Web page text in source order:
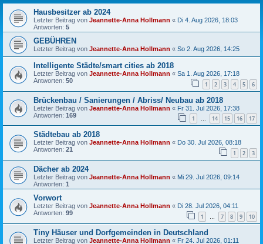
Hausbesitzer ab 2024
Letzter Beitrag von Jeannette-Anna Hollmann « Di 4. Aug 2026, 18:03
Antworten: 5
GEBÜHREN
Letzter Beitrag von Jeannette-Anna Hollmann « So 2. Aug 2026, 14:25
Intelligente Städte/smart cities ab 2018
Letzter Beitrag von Jeannette-Anna Hollmann « Sa 1. Aug 2026, 17:18
Antworten: 50 1 2 3 4 5 6
Brückenbau / Sanierungen / Abriss/ Neubau ab 2018
Letzter Beitrag von Jeannette-Anna Hollmann « Fr 31. Jul 2026, 17:38
Antworten: 169 1 14 15 16 17
Städtebau ab 2018
Letzter Beitrag von Jeannette-Anna Hollmann « Do 30. Jul 2026, 08:18
Antworten: 21 1 2 3
Dächer ab 2024
Letzter Beitrag von Jeannette-Anna Hollmann « Mi 29. Jul 2026, 09:14
Antworten: 1
Vorwort
Letzter Beitrag von Jeannette-Anna Hollmann « Di 28. Jul 2026, 04:11
Antworten: 99 1 … 7 8 9 10
Tiny Häuser und Dorfgemeinden in Deutschland
Letzter Beitrag von Jeannette-Anna Hollmann « Fr 24. Jul 2026, 01:11